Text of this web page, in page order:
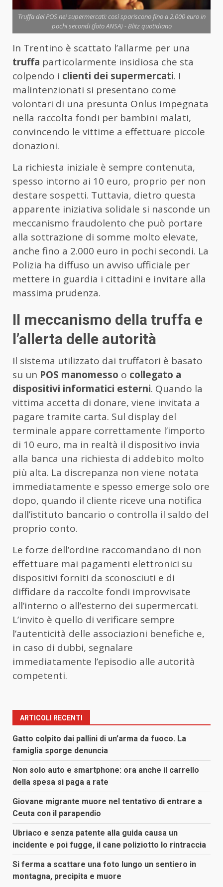
Truffa del POS nei supermercati: così spariscono fino a 2.000 euro in
pochi secondi (foto ANSA) - Blitz quotidiano
In Trentino è scattato l’allarme per una
truffa particolarmente insidiosa che sta
colpendo i clienti dei supermercati. I
malintenzionati si presentano come
volontari di una presunta Onlus impegnata
nella raccolta fondi per bambini malati,
convincendo le vittime a effettuare piccole
donazioni.
La richiesta iniziale è sempre contenuta,
spesso intorno ai 10 euro, proprio per non
destare sospetti. Tuttavia, dietro questa
apparente iniziativa solidale si nasconde un
meccanismo fraudolento che può portare
alla sottrazione di somme molto elevate,
anche fino a 2.000 euro in pochi secondi. La
Polizia ha diffuso un avviso ufficiale per
mettere in guardia i cittadini e invitare alla
massima prudenza.
Il meccanismo della truffa e
l’allerta delle autorità
Il sistema utilizzato dai truffatori è basato
su un POS manomesso o collegato a
dispositivi informatici esterni. Quando la
vittima accetta di donare, viene invitata a
pagare tramite carta. Sul display del
terminale appare correttamente l’importo
di 10 euro, ma in realtà il dispositivo invia
alla banca una richiesta di addebito molto
più alta. La discrepanza non viene notata
immediatamente e spesso emerge solo ore
dopo, quando il cliente riceve una notifica
dall’istituto bancario o controlla il saldo del
proprio conto.
Le forze dell’ordine raccomandano di non
effettuare mai pagamenti elettronici su
dispositivi forniti da sconosciuti e di
diffidare da raccolte fondi improvvisate
all’interno o all’esterno dei supermercati.
L’invito è quello di verificare sempre
l’autenticità delle associazioni benefiche e,
in caso di dubbi, segnalare
immediatamente l’episodio alle autorità
competenti.
ARTICOLI RECENTI
Gatto colpito dai pallini di un’arma da fuoco. La
famiglia sporge denuncia
Non solo auto e smartphone: ora anche il carrello
della spesa si paga a rate
Giovane migrante muore nel tentativo di entrare a
Ceuta con il parapendio
Ubriaco e senza patente alla guida causa un
incidente e poi fugge, il cane poliziotto lo rintraccia
Si ferma a scattare una foto lungo un sentiero in
montagna, precipita e muore